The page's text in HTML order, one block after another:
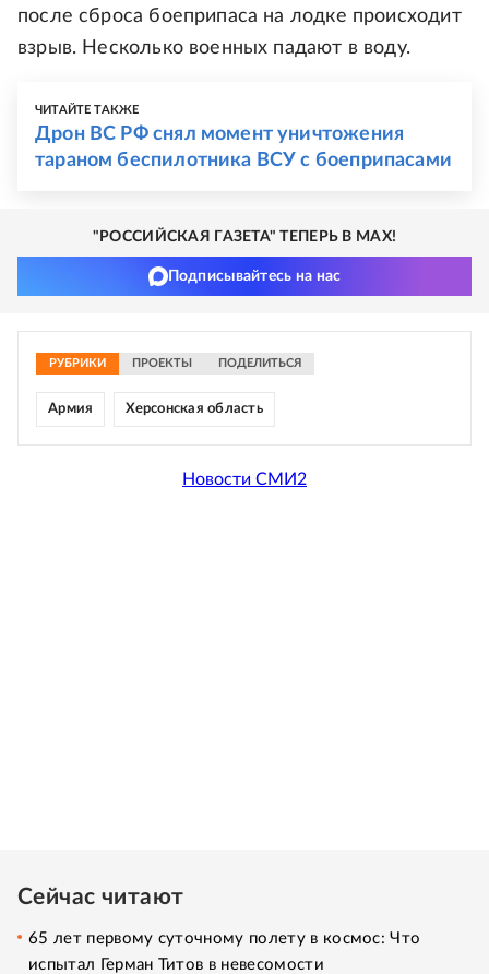
после сброса боеприпаса на лодке происходит
взрыв. Несколько военных падают в воду.
ЧИТАЙТЕ ТАКЖЕ
Дрон ВС РФ снял момент уничтожения
тараном беспилотника ВСУ с боеприпасами
"РОССИЙСКАЯ ГАЗЕТА" ТЕПЕРЬ В MAX!
Подписывайтесь на нас
РУБРИКИ ПРОЕКТЫ ПОДЕЛИТЬСЯ
Армия Херсонская область
Новости СМИ2
Сейчас читают
65 лет первому суточному полету в космос: Что
испытал Герман Титов в невесомости